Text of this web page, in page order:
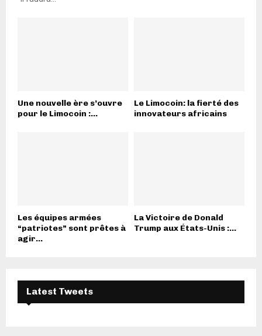
Une nouvelle ère s’ouvre
pour le Limocoin :...
Le Limocoin: la fierté des
innovateurs africains
Les équipes armées
“patriotes” sont prêtes à
agir...
La Victoire de Donald
Trump aux États-Unis :...
Latest Tweets